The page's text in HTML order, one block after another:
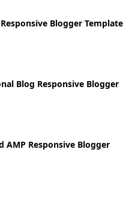
Blogger Template
Blog Responsive Blogger
AMP Responsive Blogger